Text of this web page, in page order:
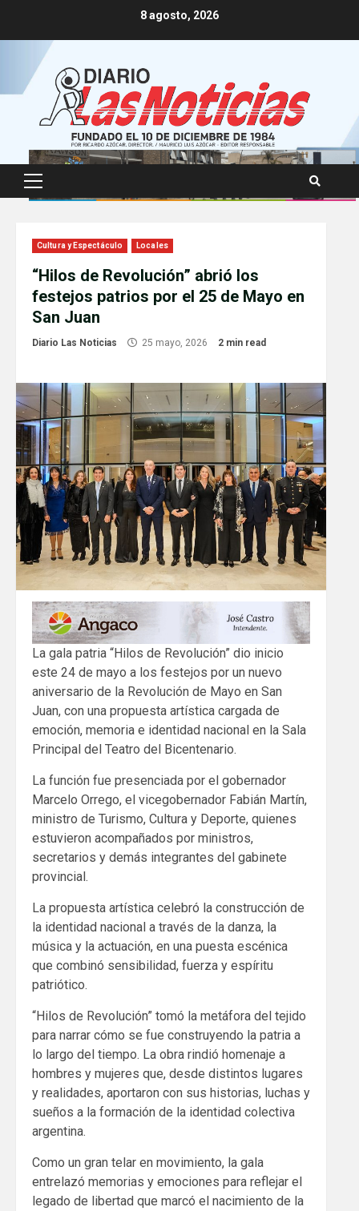
8 agosto, 2026
Primary
Menu
Cultura y Espectáculo Locales
“Hilos de Revolución” abrió los
festejos patrios por el 25 de Mayo en
San Juan
Diario Las Noticias 25 mayo, 2026 2 min read
La gala patria “Hilos de Revolución” dio inicio
este 24 de mayo a los festejos por un nuevo
aniversario de la Revolución de Mayo en San
Juan, con una propuesta artística cargada de
emoción, memoria e identidad nacional en la Sala
Principal del Teatro del Bicentenario.
La función fue presenciada por el gobernador
Marcelo Orrego, el vicegobernador Fabián Martín,
ministro de Turismo, Cultura y Deporte, quienes
estuvieron acompañados por ministros,
secretarios y demás integrantes del gabinete
provincial.
La propuesta artística celebró la construcción de
la identidad nacional a través de la danza, la
música y la actuación, en una puesta escénica
que combinó sensibilidad, fuerza y espíritu
patriótico.
“Hilos de Revolución” tomó la metáfora del tejido
para narrar cómo se fue construyendo la patria a
lo largo del tiempo. La obra rindió homenaje a
hombres y mujeres que, desde distintos lugares
y realidades, aportaron con sus historias, luchas y
sueños a la formación de la identidad colectiva
argentina.
Como un gran telar en movimiento, la gala
entrelazó memorias y emociones para reflejar el
legado de libertad que marcó el nacimiento de la